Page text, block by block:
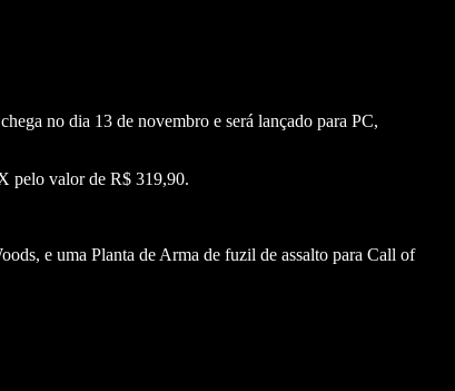
no dia 13 de novembro e será lançado para PC,
pelo valor de R$ 319,90.
e uma Planta de Arma de fuzil de assalto para Call of